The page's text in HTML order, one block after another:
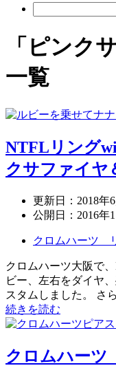
「ピンク
一覧
NTFLリング
クサファイヤ
更新日： 2018年
公開日： 2016年
クロムハーツ
クロムハーツ大阪で
ビー、左右をダイヤ
スタムしました。 さ
続きを読む
クロムハー